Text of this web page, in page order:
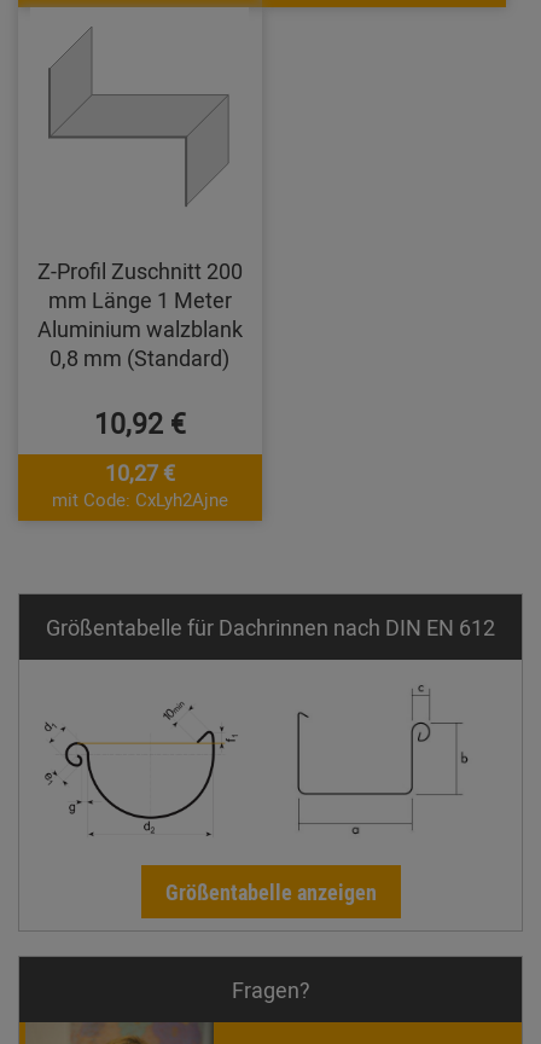
Z-Profil Zuschnitt 200
mm Länge 1 Meter
Aluminium walzblank
0,8 mm (Standard)
10,92 €
10,27 €
mit Code: CxLyh2Ajne
Größentabelle für Dachrinnen nach DIN EN 612
Größentabelle anzeigen
Fragen?